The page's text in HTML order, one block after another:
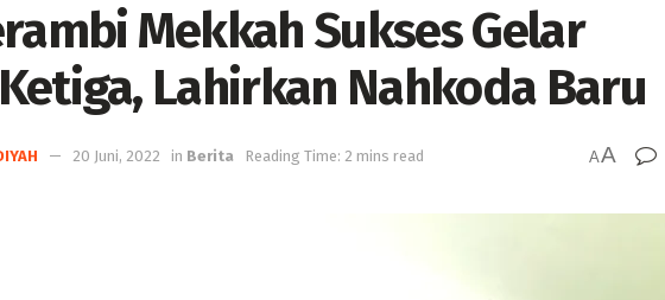
Mekkah Sukses Gelar
Lahirkan Nahkoda Baru
20 Juni, 2022 in Berita Reading Time: 2 mins read AA